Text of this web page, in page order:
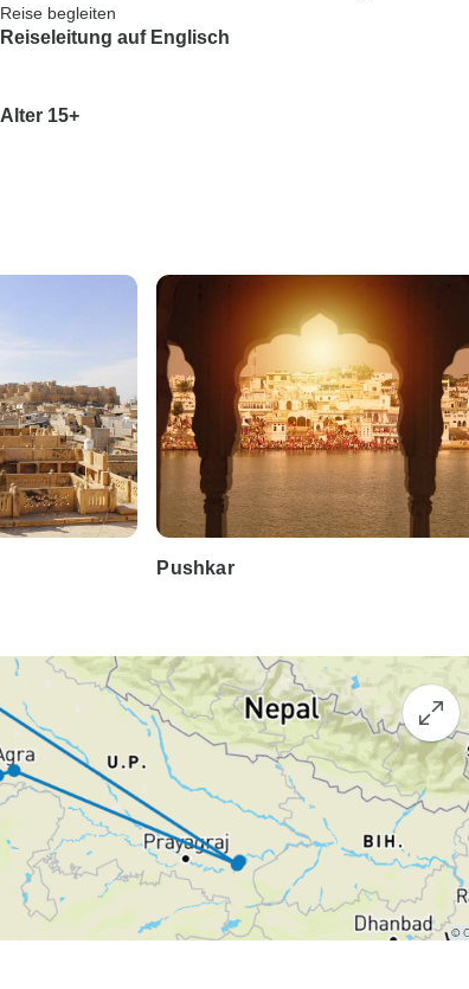
Reise begleiten
Reiseleitung auf Englisch
Alter 15+
Pushkar